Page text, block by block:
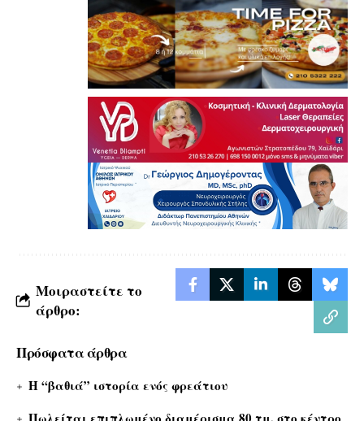
Μοιραστείτε το
άρθρο:
Πρόσφατα άρθρα
Η “βαθιά” ιστορία ενός φρεάτιου